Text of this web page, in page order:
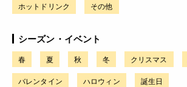
ホットドリンク その他
シーズン・イベント
春 夏 秋 冬 クリスマス
バレンタイン ハロウィン 誕生日